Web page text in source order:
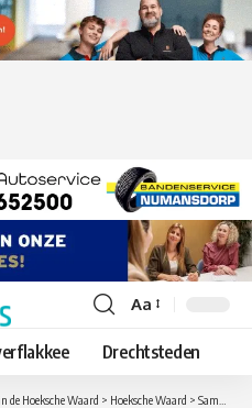
Lettergrootte
aanpassen
Aa
Drechtsteden
de Hoeksche Waard > Hoeksche Waard > Samen bouwen aan een goed thuis: ‘mobiele huiskamer’ brengt HW Wonen dichter bij de huurder